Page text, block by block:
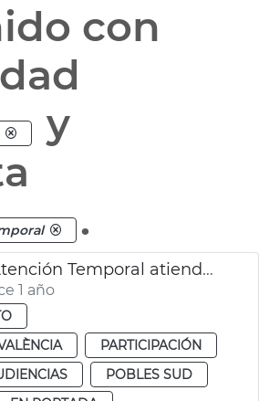
con
y
.
Oficinas de Atención Temporal atienden a 600 afectados DANA pedanias
1 año
PARTICIPACIÓN
POBLES SUD